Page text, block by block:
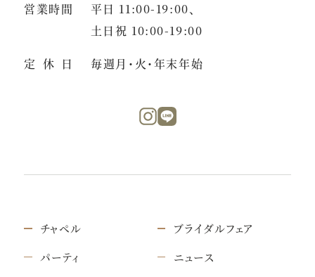
営業時間
平日 11:00-19:00、
土日祝 10:00-19:00
定休日 毎週月・火・年末年始
チャペル
パーティ
ブライダルフェア
ニュース